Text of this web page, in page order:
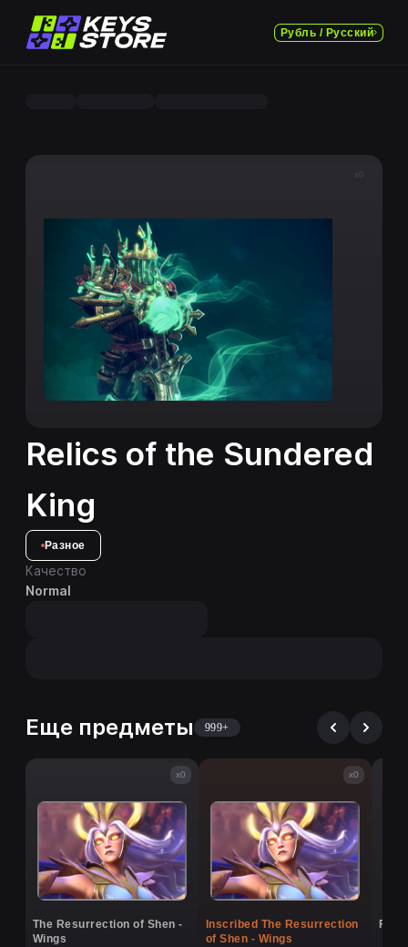
Рубль / Русский
x0
Relics of the Sundered
King
Разное
Качество
Normal
Еще предметы 999+
x0
The Resurrection of Shen -
Wings
x0
Inscribed The Resurrection
of Shen - Wings